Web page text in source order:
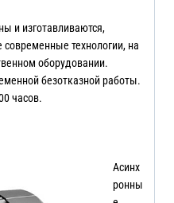
и изготавливаются,
технологии, на
оборудовании.
безотказной работы.
часов.
Асинх
ронны